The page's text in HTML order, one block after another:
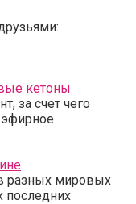
кетоны
за счет чего
разных мировых
последних